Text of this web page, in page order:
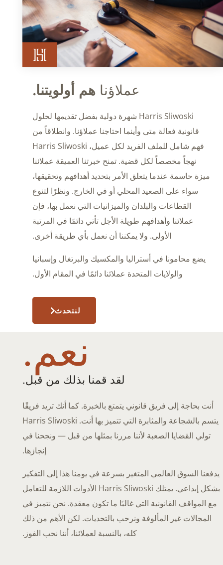
عملاؤناهم أولويتنا.
Harris Sliwoski شهرة دولية بفضل تقديمها لحلول
قانونية فعالة متى وأينما احتاجنا عملاؤنا. وانطلاقاً من
فهم شامل للملف الفريد لكل عميل، Harris Sliwoski
نهجاً مخصصاً لكل قضية. تمنح خبرتنا العميقة عملائنا
ميزة حاسمة عندما يتعلق الأمر بتحديد أهدافهم وتحقيقها،
سواء على الصعيد المحلي أو في الخارج. ونظرًا لتنوع
القطاعات والبلدان والميزانيات التي نعمل بها، فإن
عملائنا وأهدافهم طويلة الأجل تأتي دائمًا في المرتبة
الأولى. ولا يمكننا أن نعمل بأي طريقة أخرى.
يضع محامونا في أستراليا والمكسيك والبرتغال وإسبانيا
والولايات المتحدة عملائنا دائمًا في المقام الأول.
لنتحدث
نعم.
لقد قمنا بذلك من قبل.
أنت بحاجة إلى فريق قانوني يتمتع بالخبرة. كما أنك تريد فريقًا
يتسم بالشجاعة والمثابرة التي تتميز بها أنت. Harris Sliwoski
تولي القضايا الصعبة لأننا مررنا بمثلها من قبل — ونجحنا في
إنجازها.
يدفعنا السوق العالمي المتغير بسرعة في يومنا هذا إلى التفكير
بشكل إبداعي. يمتلك Harris Sliwoski الأدوات اللازمة للتعامل
مع المواقف القانونية التي غالبًا ما تكون معقدة. نحن نتميز في
المجالات غير المألوفة ونرحب بالتحديات. لكن الأهم من ذلك
كله، بالنسبة لعملائنا، أننا نحب الفوز.